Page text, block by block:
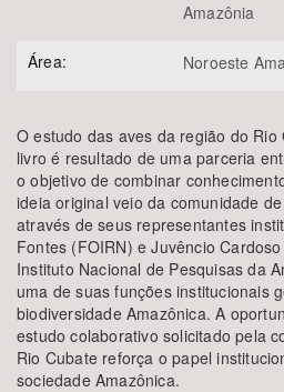
Amazônia
Área: Noroeste
O estudo das aves da região do
livro é resultado de uma parceria
o objetivo de combinar
ideia original veio da comunidade
através de seus representantes
Fontes (FOIRN) e Juvêncio
Instituto Nacional de Pesquisas da
uma de suas funções institucionais
biodiversidade Amazônica. A
estudo colaborativo solicitado pela
Rio Cubate reforça o papel
sociedade Amazônica.